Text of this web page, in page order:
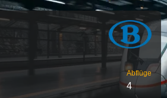
Abflüge
4